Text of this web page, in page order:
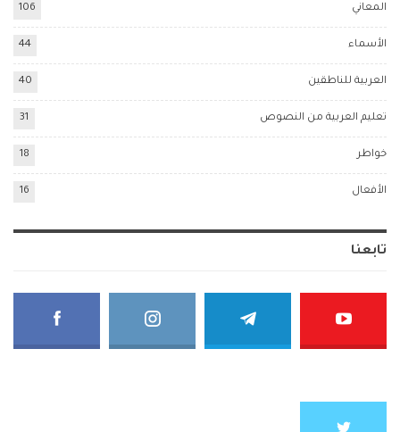
المعاني 106
الأسماء 44
العربية للناطقين 40
تعليم العربية من النصوص 31
خواطر 18
الأفعال 16
تابعنا